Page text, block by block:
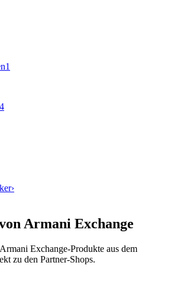
1
4
›
Armani Exchange
Armani Exchange-Produkte aus dem
zu den Partner-Shops.